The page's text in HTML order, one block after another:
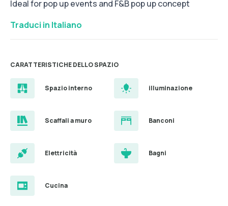
Ideal for pop up events and F&B pop up concept
Traduci in Italiano
CARATTERISTICHE DELLO SPAZIO
Spazio interno illuminazione
Scaffali a muro Banconi
Elettricità Bagni
Cucina